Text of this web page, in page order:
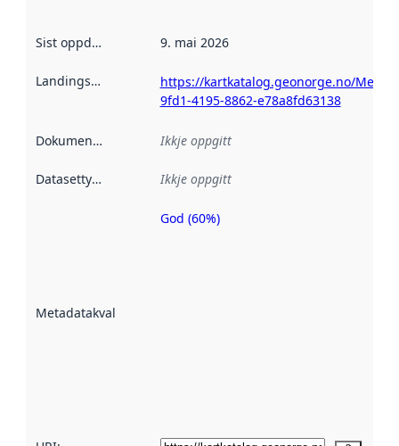
Sist oppdatert 9. mai 2026
Landingsside
https://kartkatalog.geonorge.no/
9fd1-4195-8862-e78a8fd63138
Dokumentasjon Ikkje oppgitt
Datasettype Ikkje oppgitt
Metadatakvalitet
Metadatakvalitet
God (60%)